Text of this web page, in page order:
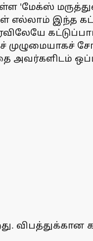
'மேக்ஸ்
இந்த
அவர்களிடம்
விபத்துக்கான